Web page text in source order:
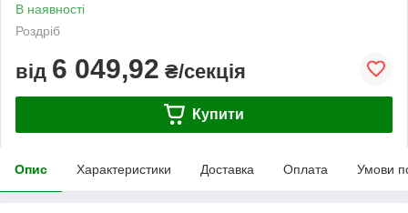
В наявності
Роздріб
від 6 049,92 ₴/секція
Купити
Опис Характеристики Доставка Оплата Умови